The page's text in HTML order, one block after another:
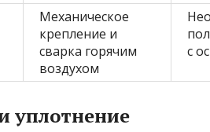
Механическое
крепление и
сварка горячим
воздухом
с
уплотнение